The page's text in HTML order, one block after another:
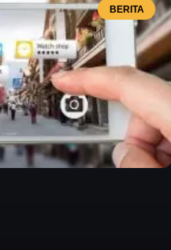
BERITA